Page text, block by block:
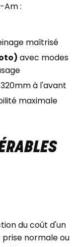
Am :
maîtrisé
avec modes
à l'avant
maximale
du coût d'un
prise normale ou